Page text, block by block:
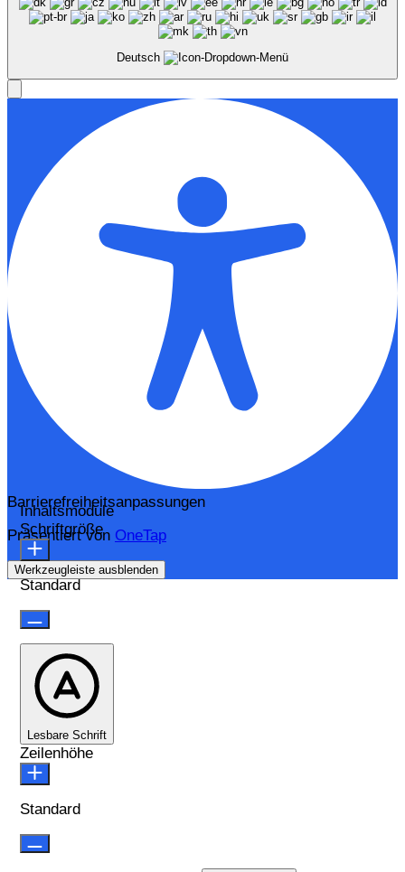
Deutsch
Barrierefreiheitsanpassungen
Präsentiert von OneTap
Werkzeugleiste ausblenden
Inhaltsmodule
Schriftgröße
Standard
Lesbare Schrift
Zeilenhöhe
Standard